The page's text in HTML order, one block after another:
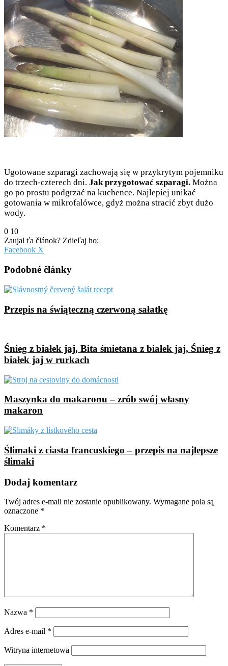
Ugotowane szparagi zachowają się w przykrytym pojemniku
do trzech-czterech dni. Jak przygotować szparagi. Można
go po prostu podgrzać na kuchence. Najlepiej unikać
gotowania w mikrofalówce, gdyż można stracić zbyt dużo
wody.
0 10
Zaujal ťa článok? Zdieľaj ho:
Facebook X
Email
Podobné články
Przepis na świąteczną czerwoną sałatkę
Śnieg z białek jaj, Bita śmietana z białek jaj, Śnieg z
białek jaj w rurkach
Maszynka do makaronu – zrób swój własny
makaron
Ślimaki z ciasta francuskiego – przepis na najlepsze
ślimaki
Dodaj komentarz
Twój adres e-mail nie zostanie opublikowany. Wymagane pola są
oznaczone *
Komentarz *
Nazwa *
Adres e-mail *
Witryna internetowa